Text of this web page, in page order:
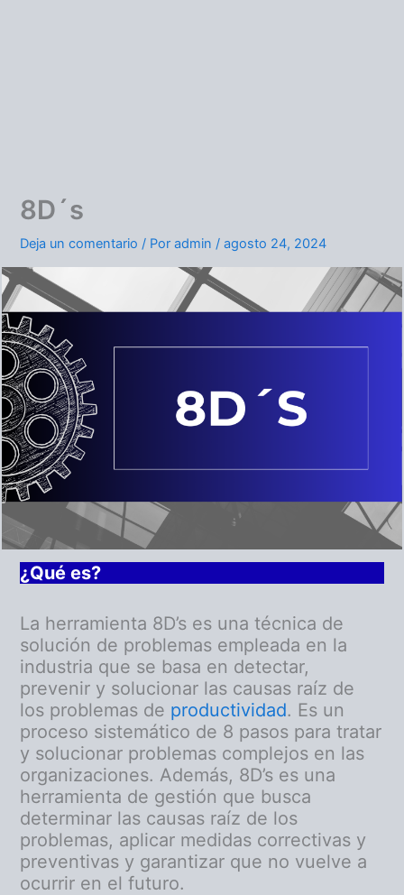
8D´s
Deja un comentario / Poradmin /agosto 24, 2024
¿Qué es?
La herramienta 8D’s es una técnica de
solución de problemas empleada en la
industria que se basa en detectar,
prevenir y solucionar las causas raíz de
los problemas de productividad. Es un
proceso sistemático de 8 pasos para tratar
y solucionar problemas complejos en las
organizaciones. Además, 8D’s es una
herramienta de gestión que busca
determinar las causas raíz de los
problemas, aplicar medidas correctivas y
preventivas y garantizar que no vuelve a
ocurrir en el futuro.